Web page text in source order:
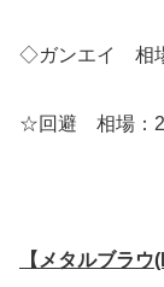
◇ガンエイ 相
☆回避 相場：
【メタルブラウ